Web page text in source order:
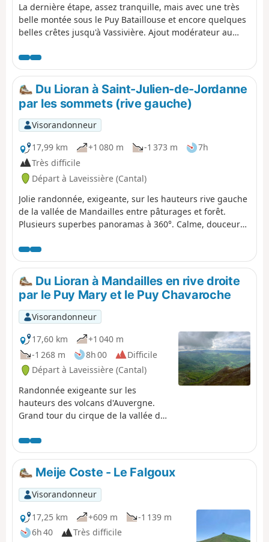
La dernière étape, assez tranquille, mais avec une très
belle montée sous le Puy Bataillouse et encore quelques
belles crêtes jusqu'à Vassivière. Ajout modérateur au
parcours sur le terrain : vois les avis en bas de cette fiche
Du Lioran à Saint-Julien-de-Jordanne
par les sommets (rive gauche)
Visorandonneur
17,99 km
+1 080 m -1 373 m
7h
Très difficile
Départ à Laveissière (Cantal)
Jolie randonnée, exigeante, sur les hauteurs rive gauche
de la vallée de Mandailles entre pâturages et forêt.
Plusieurs superbes panoramas à 360°. Calme, douceur
de la vallée de la Jordanne. La difficulté de cette
randonnée réside réside dans sa longueur et la montée
au Griou (que l'on peut ignorer). La plus grande partie
du parcours est à l'ombre, sous des feuillus denses mais
qui ne bloquent pas la vue sur les vallées.
Du Lioran à Mandailles en rive droite
par le Puy Mary et le Puy Chavaroche
Visorandonneur
17,60 km
+1 040 m
-1 268 m
8h 00
Difficile
Départ à Laveissière (Cantal)
Randonnée exigeante sur les
hauteurs des volcans d'Auvergne.
Grand tour du cirque de la vallée de
Superbes et larges panoramas sur
les plus hauts sommets, la vue porte
au loin. Verdure des paysages
auvergnats.
Meije Coste - Le Falgoux
Visorandonneur
17,25 km
+609 m
-1 139 m
6h 40
Très difficile